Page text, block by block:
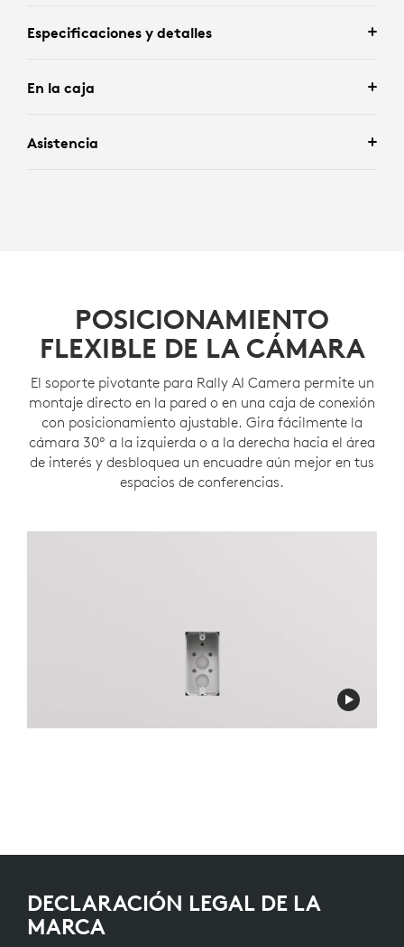
Especificaciones y detalles
En la caja
Asistencia
POSICIONAMIENTO
FLEXIBLE DE LA CÁMARA
El soporte pivotante para Rally AI Camera permite un
montaje directo en la pared o en una caja de conexión
con posicionamiento ajustable. Gira fácilmente la
cámara 30º a la izquierda o a la derecha hacia el área
de interés y desbloquea un encuadre aún mejor en tus
espacios de conferencias.
DECLARACIÓN LEGAL DE LA
MARCA